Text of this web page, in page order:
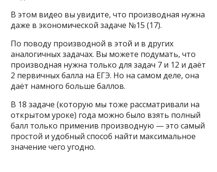
В этом видео вы увидите, что производная нужна
даже в экономической задаче №15 (17).
По поводу производной в этой и в других
аналогичных задачах. Вы можете подумать, что
производная нужна только для задач 7 и 12 и даёт
2 первичных балла на ЕГЭ. Но на самом деле, она
даёт намного больше баллов.
В 18 задаче (которую мы тоже рассматривали на
открытом уроке) года можно было взять полный
балл только применив производную — это самый
простой и удобный способ найти максимальное
значение чего угодно.